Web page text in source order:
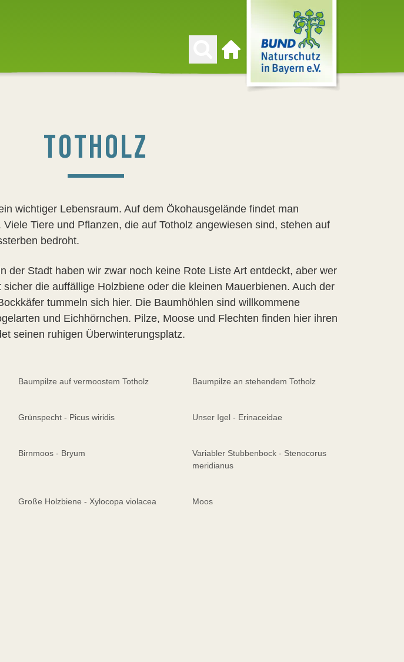
Zur Startseite
TOTHOLZ
wichtiger Lebensraum. Auf dem Ökohausgelände findet man
Tiere und Pflanzen, die auf Totholz angewiesen sind, stehen auf
bedroht.
der Stadt haben wir zwar noch keine Rote Liste Art entdeckt, aber wer
die auffällige Holzbiene oder die kleinen Mauerbienen. Auch der
tummeln sich hier. Die Baumhöhlen sind willkommene
und Eichhörnchen. Pilze, Moose und Flechten finden hier ihren
seinen ruhigen Überwinterungsplatz.
Baumpilze auf vermoostem Totholz Baumpilze an stehendem Totholz
Grünspecht - Picus wiridis Unser Igel - Erinaceidae
Birnmoos - Bryum
Variabler Stubbenbock - Stenocorus
meridianus
Große Holzbiene - Xylocopa violacea Moos